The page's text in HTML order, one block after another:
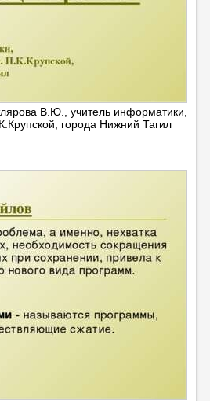
В.Ю., учитель информатики,
города Нижний Тагил